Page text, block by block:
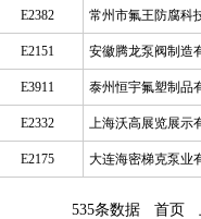
E2382 常州市氟王防腐科
E2151 安徽腾龙泵阀制造
E3911 泰州恒宇氟塑制品
E2332 上海沃高展览展示
E2175 大连海密梯克泵业
535条数据 首页